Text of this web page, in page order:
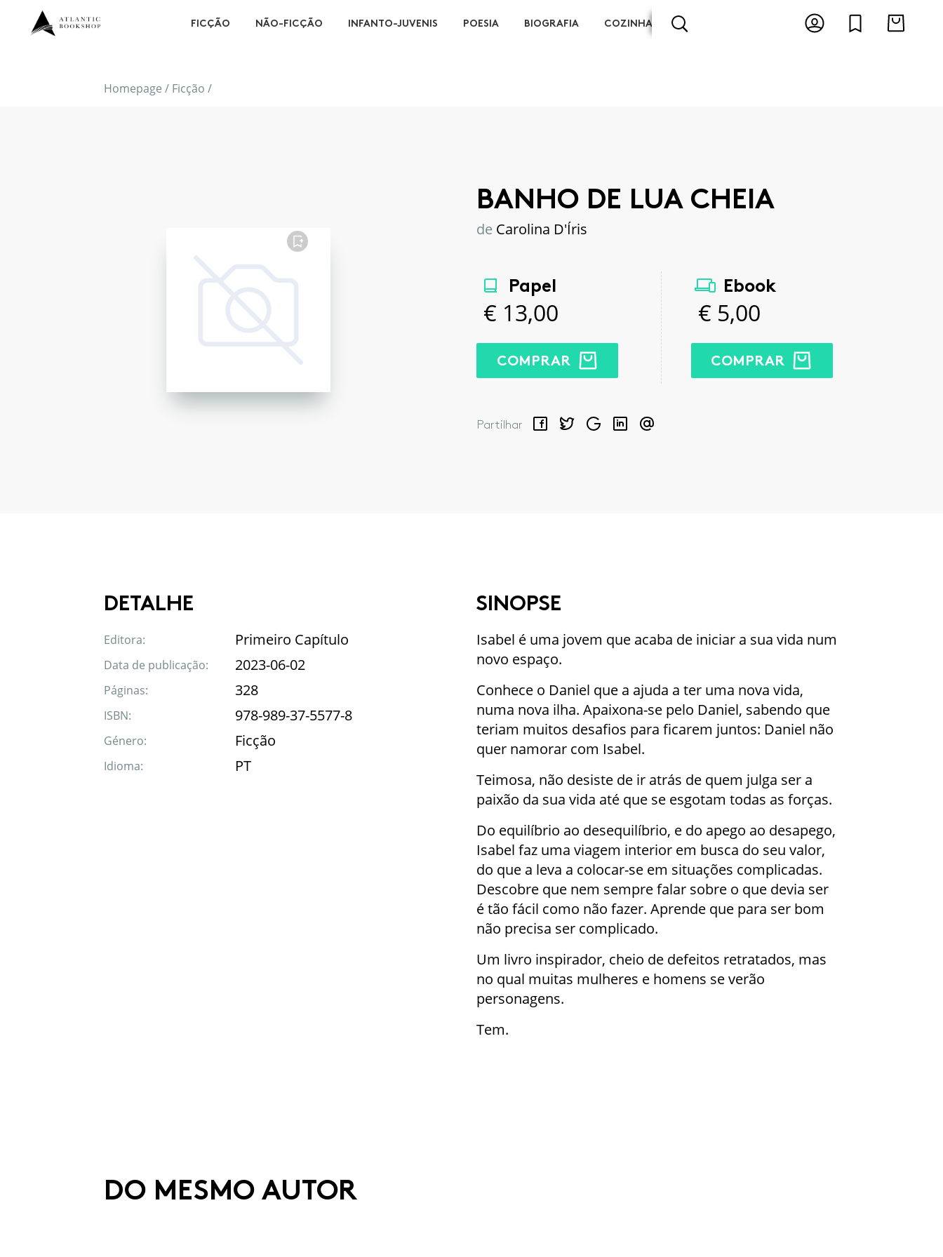
FICÇÃO NÃO-FICÇÃO INFANTO-JUVENIS POESIA BIOGRAFIA COZINHA ARTES E ESPECTÁCULOS ANTOLOGIAS
Homepage / Ficção /
FAVORITO
BANHO DE LUA CHEIA
de Carolina D'Íris
Papel
€ 13,00
COMPRAR
Ebook
€ 5,00
COMPRAR
Partilhar FacebookTwitterGoogleLinkedIn
Email
DETALHE
Editora: Primeiro Capítulo
Data de publicação: 2023-06-02
Páginas: 328
ISBN: 978-989-37-5577-8
Género: Ficção
Idioma: PT
SINOPSE
Isabel é uma jovem que acaba de iniciar a sua vida num
novo espaço.
Conhece o Daniel que a ajuda a ter uma nova vida,
numa nova ilha. Apaixona-se pelo Daniel, sabendo que
teriam muitos desafios para ficarem juntos: Daniel não
quer namorar com Isabel.
Teimosa, não desiste de ir atrás de quem julga ser a
paixão da sua vida até que se esgotam todas as forças.
Do equilíbrio ao desequilíbrio, e do apego ao desapego,
Isabel faz uma viagem interior em busca do seu valor,
do que a leva a colocar-se em situações complicadas.
Descobre que nem sempre falar sobre o que devia ser
é tão fácil como não fazer. Aprende que para ser bom
não precisa ser complicado.
Um livro inspirador, cheio de defeitos retratados, mas
no qual muitas mulheres e homens se verão
personagens.
Tem.
DO MESMO AUTOR